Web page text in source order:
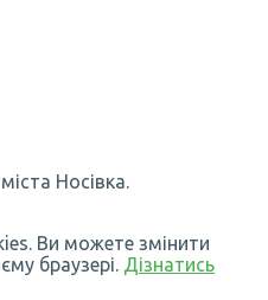
Носівка.
Ви можете змінити
браузері.
Дізнатись